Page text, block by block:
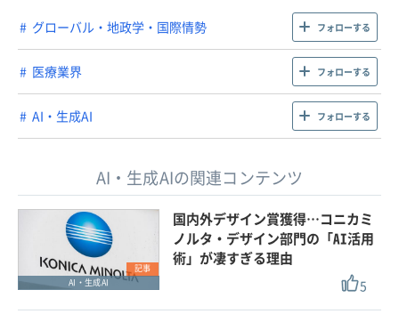
グローバル・地政学・国際情勢 フォローする
医療業界 フォローする
AI・生成AI フォローする
AI・生成AIの関連コンテンツ
記事
AI・生成AI
国内外デザイン賞獲得…コニカミ
ノルタ・デザイン部門の「AI活用
術」が凄すぎる理由
5